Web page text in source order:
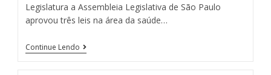
Legislatura a Assembleia Legislativa de São Paulo
aprovou três leis na área da saúde…
Continue Lendo